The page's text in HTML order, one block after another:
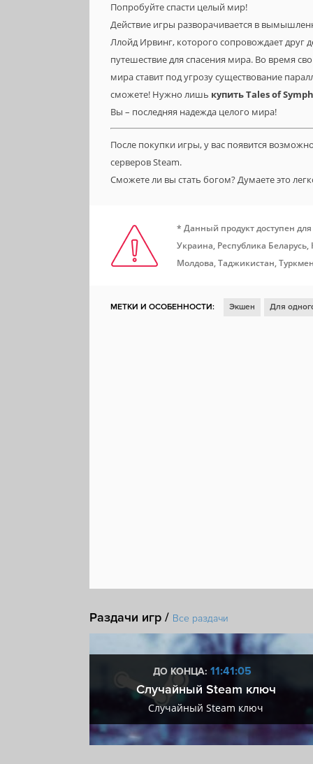
Попробуйте спасти целый мир!
Действие игры разворачивается в
Ллойд Ирвинг, которого сопровождает друг
путешествие для спасения мира. Во время
мира ставит под угрозу существование
сможете! Нужно лишь купитьTalesof
Вы – последняя надежда целого мира!
После покупки игры, у вас появится
серверов Steam.
Сможете ли вы стать богом? Думаете это
* Данный продукт доступен
Украина, Республика
Молдова, Таджикистан,
МЕТКИ И ОСОБЕННОСТИ: Экшен Для
Раздачи игр / Все раздачи
ДО КОНЦА: 11:41:04
Случайный Steam ключ
Случайный Steam ключ